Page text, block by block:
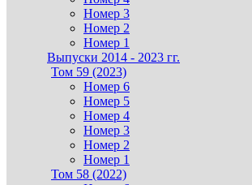
Номер 3
Номер 2
Номер 1
Выпуски 2014 - 2023 гг.
Том 59 (2023)
Номер 6
Номер 5
Номер 4
Номер 3
Номер 2
Номер 1
Том 58 (2022)